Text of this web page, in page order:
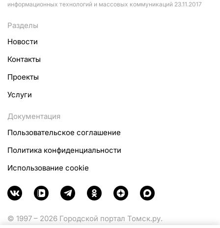
информационных технологий и массовых коммуникаций 23.11.2017
Разделы
Новости
Контакты
Проекты
Услуги
Документация
Пользовательское соглашение
Политика конфиденциальности
Использование cookie
© 1997 – 2026 Городской портал Томск.ру.